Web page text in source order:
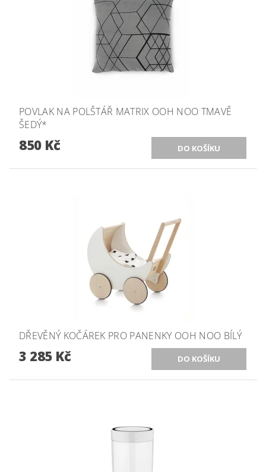
POVLAK NA POLŠTÁŘ MATRIX OOH NOO TMAVĚ
ŠEDÝ*
850 Kč
DŘEVĚNÝ KOČÁREK PRO PANENKY OOH NOO BÍLÝ
3 285 Kč